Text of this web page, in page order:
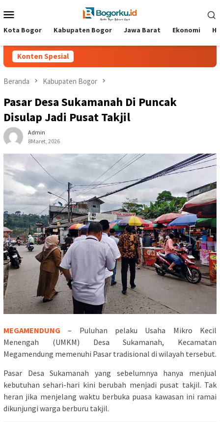
ke
Mobile
Kota Bogor Kabupaten Bogor Jawa Barat Ekonomi
Konten Spesial
Beranda Kabupaten Bogor
Pasar Desa Sukamanah Di Puncak
Disulap Jadi Pusat Takjil
Admin
8Maret, 2026
MEGAMENDUNG
– Puluhan pelaku Usaha Mikro Kecil
Menengah (UMKM) Desa Sukamanah, Kecamatan
Megamendung memenuhi Pasar tradisional di wilayah tersebut.
Pasar Desa Sukamanah yang sebelumnya hanya menjual
kebutuhan sehari-hari kini berubah menjadi pusat takjil. Tak
heran jika menjelang waktu berbuka puasa kawasan ini ramai
dikunjungi warga berburu takjil.